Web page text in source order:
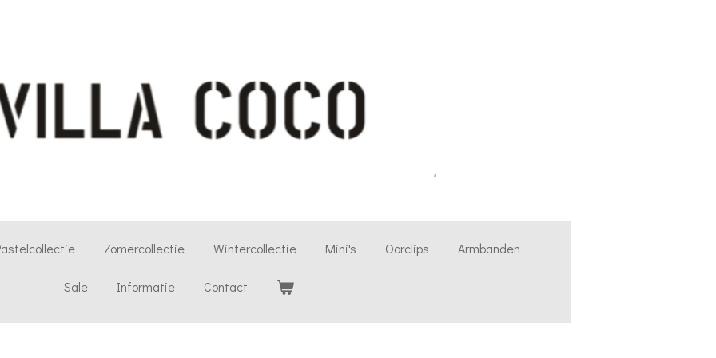
Zomercollectie Wintercollectie Mini's Oorclips Armbanden
Sale Informatie Contact